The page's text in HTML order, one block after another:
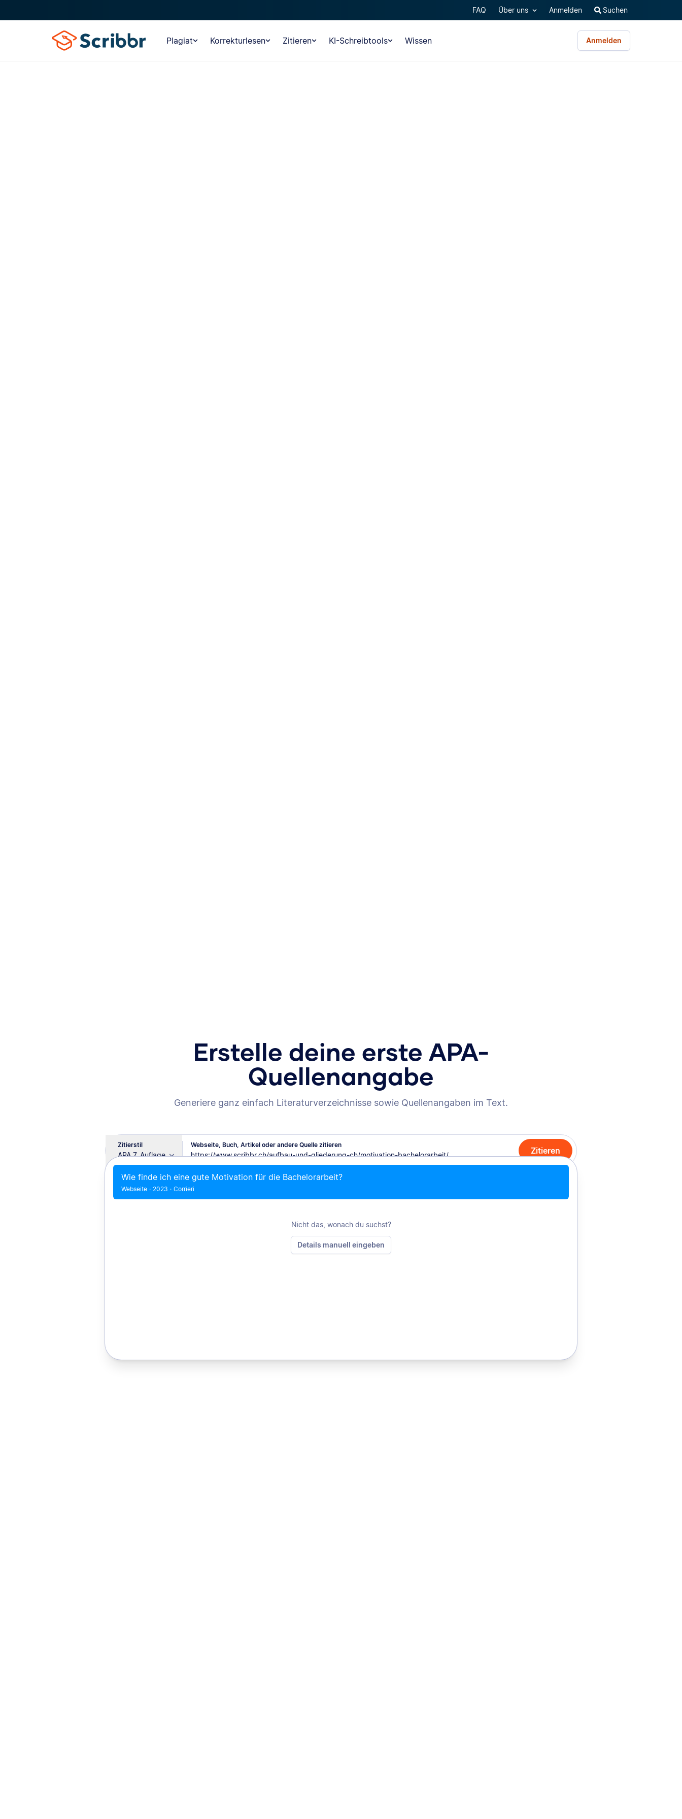
FAQ Über uns Anmelden Suchen
Plagiat Korrekturlesen Zitieren KI-Schreibtools Wissen Anmelden
Erstelle deine erste APA-
Quellenangabe
Generiere ganz einfach Literaturverzeichnisse sowie Quellenangaben im Text.
Webseite, Buch, Artikel oder andere Quelle zitieren
Zitierstil
APA 7. Auflage Zitieren
Wie finde ich eine gute Motivation für die Bachelorarbeit?
Webseite · 2023 · Corrieri
Nicht das, wonach du suchst?
Details manuell eingeben